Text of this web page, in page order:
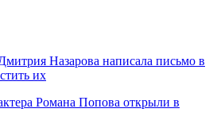
Назарова написала письмо в
их
Романа Попова открыли в